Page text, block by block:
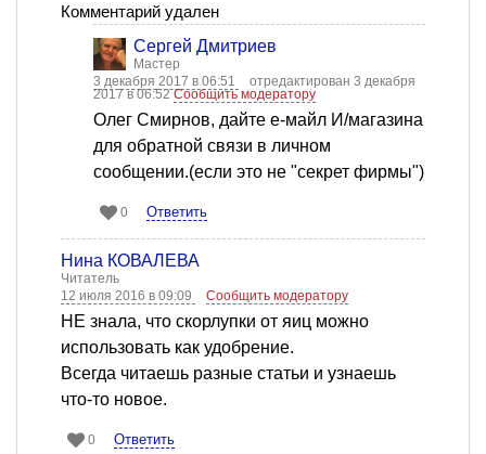
Комментарий удален
Сергей Дмитриев
Мастер
3 декабря 2017 в 06:51
отредактирован 3 декабря
2017 в 06:52Сообщить модератору
Олег Смирнов, дайте е-майл И/магазина
для обратной связи в личном
сообщении.(если это не "секрет фирмы")
0 Ответить
Нина КОВАЛЕВА
Читатель
12 июля 2016 в 09:09
Сообщить модератору
НЕ знала, что скорлупки от яиц можно
использовать как удобрение.
Всегда читаешь разные статьи и узнаешь
что-то новое.
0 Ответить